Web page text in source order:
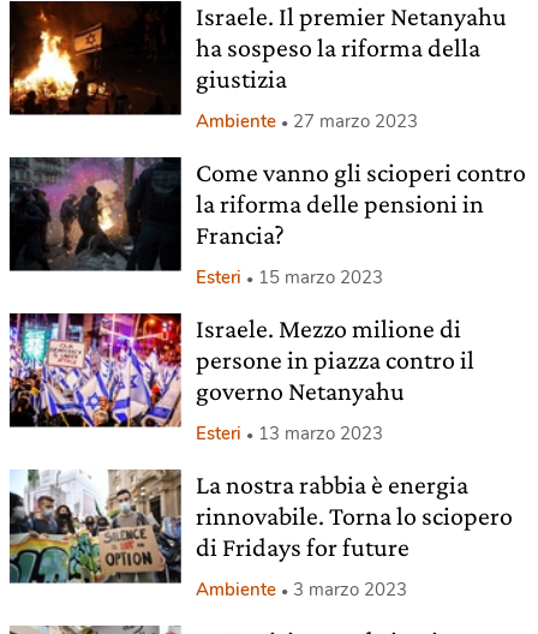
Israele. Il premier Netanyahu
ha sospeso la riforma della
giustizia
Ambiente 27 marzo 2023
Come vanno gli scioperi contro
la riforma delle pensioni in
Francia?
Esteri 15 marzo 2023
Israele. Mezzo milione di
persone in piazza contro il
governo Netanyahu
Esteri 13 marzo 2023
La nostra rabbia è energia
rinnovabile. Torna lo sciopero
di Fridays for future
Ambiente 3 marzo 2023